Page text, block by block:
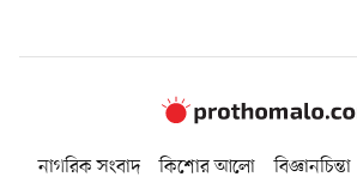
নাগরিক সংবাদ কিশোর আলো বিজ্ঞানচিন্তা